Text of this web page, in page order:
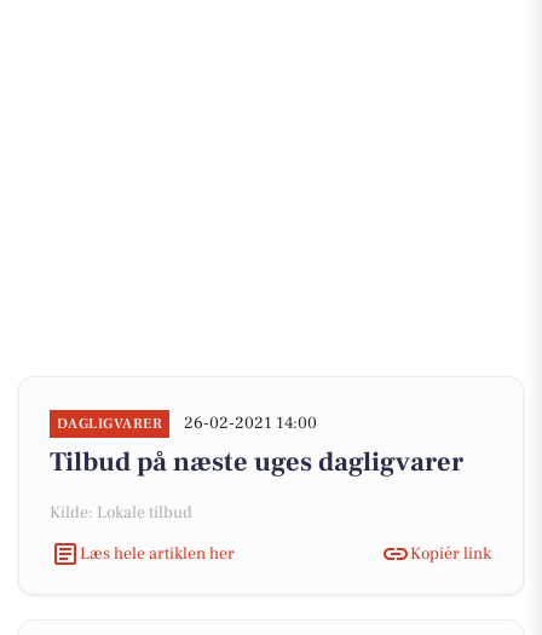
DAGLIGVARER 26-02-2021 14:00
Tilbud på næste uges dagligvarer
Kilde: Lokale tilbud
Læs hele artiklen her
Kopiér link